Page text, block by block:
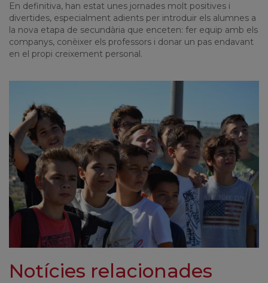
En definitiva, han estat unes jornades molt positives i
divertides, especialment adients per introduir els alumnes a
la nova etapa de secundària que enceten: fer equip amb els
companys, conèixer els professors i donar un pas endavant
en el propi creixement personal.
Notícies relacionades